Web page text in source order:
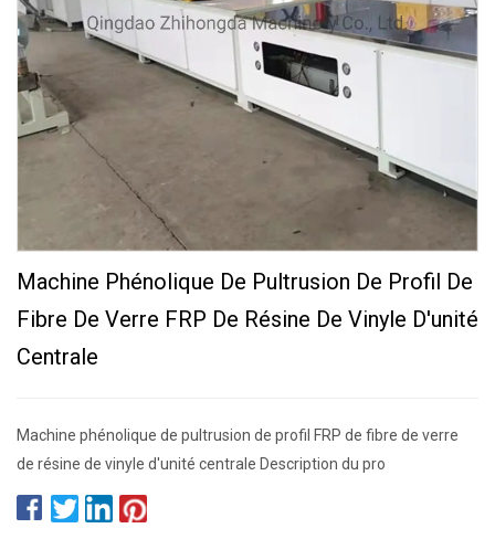
Machine Phénolique De Pultrusion De Profil De
Fibre De Verre FRP De Résine De Vinyle D'unité
Centrale
Machine phénolique de pultrusion de profil FRP de fibre de verre
de résine de vinyle d'unité centrale Description du pro